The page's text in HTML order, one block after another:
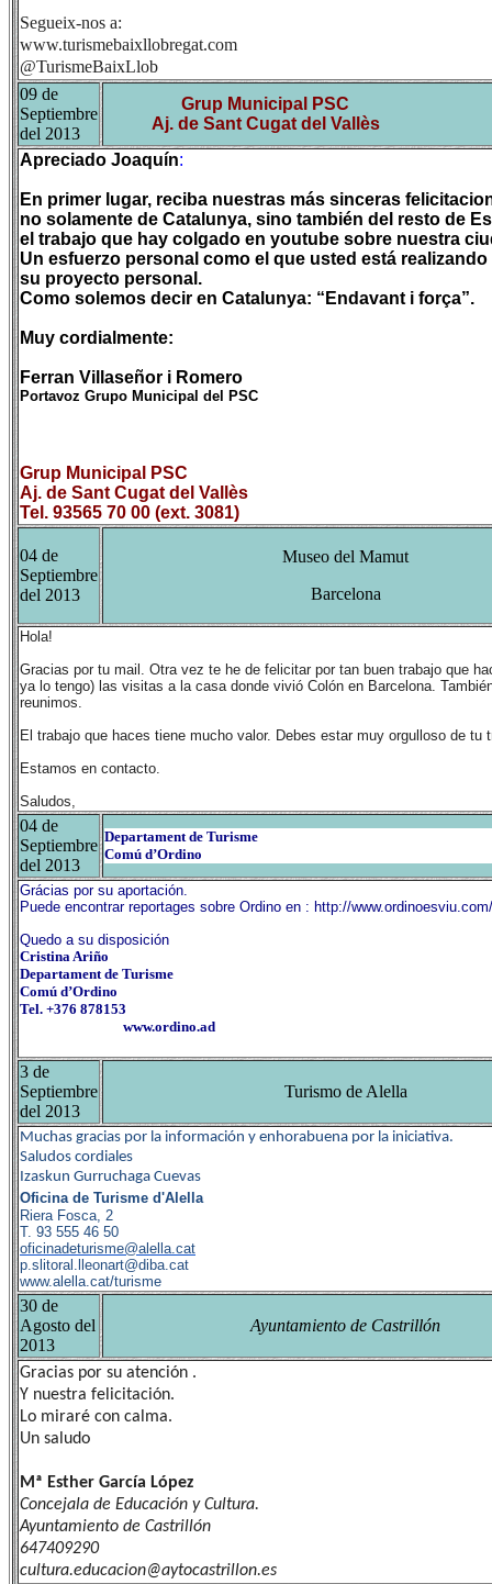
Segueix-nos a:
www.turismebaixllobregat.com
@TurismeBaixLlob
09 de
Septiembre
del 2013
Grup Municipal PSC
Aj. de Sant Cugat del Vallès
Apreciado Joaquín:
En primer lugar, reciba nuestras más sinceras
no solamente de Catalunya, sino también del resto de
el trabajo que hay colgado en youtube sobre nuestra
Un esfuerzo personal como el que usted está
su proyecto personal.
Como solemos decir en Catalunya: “Endavant i força”.
Muy cordialmente:
Ferran Villaseñor i Romero
Portavoz Grupo Municipal del PSC
Grup Municipal PSC
Aj. de Sant Cugat del Vallès
Tel. 93565 70 00 (ext. 3081)
04 de
Septiembre
del 2013
Museo del Mamut
Barcelona
Hola!
Gracias por tu mail. Otra vez te he de felicitar por tan buen trabajo que
ya lo tengo) las visitas a la casa donde vivió Colón en Barcelona.
reunimos.
El trabajo que haces tiene mucho valor. Debes estar muy orgulloso de tu
Estamos en contacto.
Saludos,
04 de
Septiembre
del 2013
Departament de Turisme
Comú d’Ordino
Grácias por su aportación.
Puede encontrar reportages sobre Ordino en : http://www.ordinoesviu.com/
Quedo a su disposición
Cristina Ariño
Departament de Turisme
Comú d’Ordino
Tel. +376 878153
www.ordino.ad
3 de
Septiembre
del 2013
Turismo de Alella
Muchas gracias por la información y enhorabuena por la iniciativa.
Saludos cordiales
Izaskun Gurruchaga Cuevas
Oficina de Turisme d'Alella
Riera Fosca, 2
T. 93 555 46 50
oficinadeturisme@alella.cat
p.slitoral.lleonart@diba.cat
www.alella.cat/turisme
30 de
Agosto del
2013
Ayuntamiento de Castrillón
Gracias por su atención .
Y nuestra felicitación.
Lo miraré con calma.
Un saludo
Mª Esther García López
Concejala de Educación y Cultura.
Ayuntamiento de Castrillón
647409290
cultura.educacion@aytocastrillon.es